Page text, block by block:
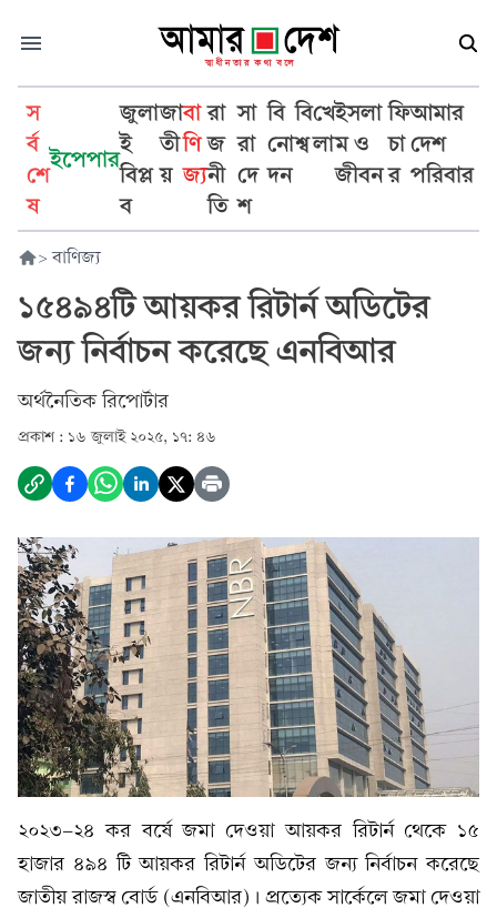
স
র্ব
শে
ষ
ইপেপার
জুলা
ই
বিপ্ল
ব
জা
তী
য়
বা
ণি
জ্য
রা
জ
নী
তি
সা
রা
দে
শ
বি
নো
দন
বি
শ্ব
খে
লা
ইসলা
ম ও
জীবন
ফি
চা
র
আমার
দেশ
পরিবার
> বাণিজ্য
১৫৪৯৪টি আয়কর রিটার্ন অডিটের
জন্য নির্বাচন করেছে এনবিআর
অর্থনৈতিক রিপোর্টার
প্রকাশ : ১৬ জুলাই ২০২৫, ১৭: ৪৬
২০২৩-২৪ কর বর্ষে জমা দেওয়া আয়কর রিটার্ন থেকে ১৫
হাজার ৪৯৪ টি আয়কর রিটার্ন অডিটের জন্য নির্বাচন করেছে
জাতীয় রাজস্ব বোর্ড (এনবিআর)। প্রত্যেক সার্কেলে জমা দেওয়া